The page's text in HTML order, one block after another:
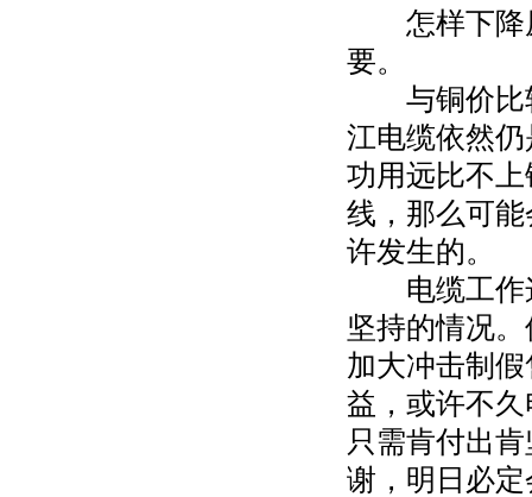
怎样下降原
要。
与铜价比较
江电缆依然
功用远比不
线，那么可
许发生的。
电缆工作这
坚持的情况
加大冲击制
益，或许不
只需肯付出
谢，明日必